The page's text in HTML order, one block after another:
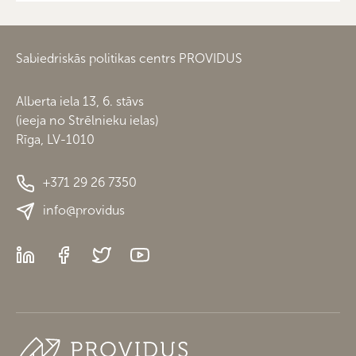
Sabiedriskās politikas centrs PROVIDUS
Alberta iela 13, 6. stāvs
(ieeja no Strēlnieku ielas)
Rīga, LV-1010
+371 29 26 7350
info@providus